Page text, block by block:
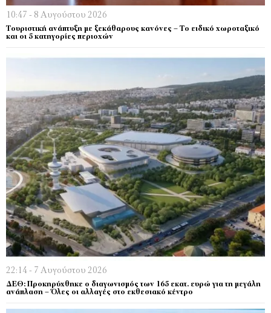
10:47 - 8 Αυγούστου 2026
Τουριστική ανάπτυξη με ξεκάθαρους κανόνες – Το ειδικό χωροταξικό
και οι 5 κατηγορίες περιοχών
22:14 - 7 Αυγούστου 2026
ΔΕΘ: Προκηρύχθηκε ο διαγωνισμός των 165 εκατ. ευρώ για τη μεγάλη
ανάπλαση – Όλες οι αλλαγές στο εκθεσιακό κέντρο